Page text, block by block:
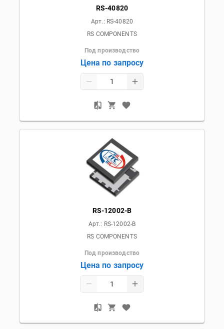
RS-40820
Арт.: RS-40820
RS COMPONENTS
Под производство
Цена по запросу
RS-12002-B
Арт.: RS-12002-B
RS COMPONENTS
Под производство
Цена по запросу